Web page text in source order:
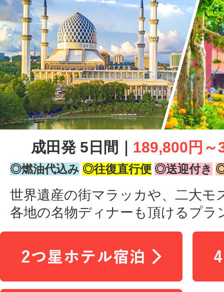
成田発 5日間｜ 189,800円～
◎燃油代込み ◎往復直行便 ◎送迎付き
世界遺産の街マラッカや、二大モ
各地の名物ディナーも頂けるプラ